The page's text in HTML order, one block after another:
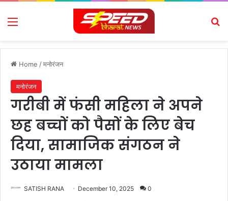
Menu
Home /मनोरंजन
मनोरंजन
गरीबी में फंसी महिला ने अपने
छह बच्चों को पैसों के लिए बेच
दिया, सामाजिक संगठन ने
उठाया मामला
SATISH RANA December 10, 2025 0